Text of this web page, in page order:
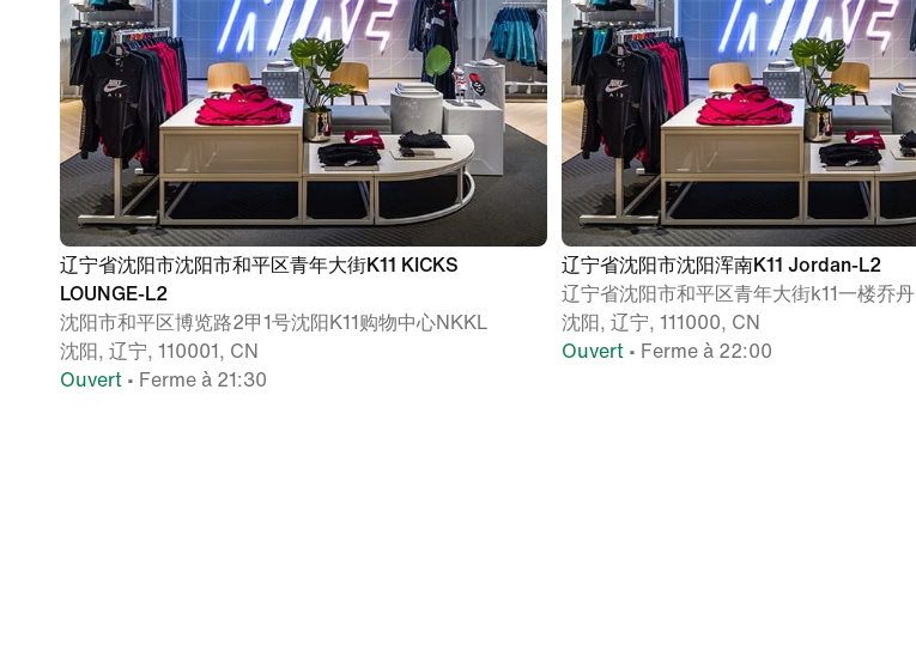
辽宁省沈阳市沈阳市和平区青年大街K11 KICKS
LOUNGE-L2
沈阳市和平区博览路2甲1号沈阳K11购物中心NKKL
沈阳, 辽宁, 110001, CN
Ouvert • Ferme à 21:30
辽宁省沈阳市沈阳浑南K11 Jordan-L2
辽宁省沈阳市和平区青年大街k11一楼乔丹
沈阳, 辽宁, 111000, CN
Ouvert• Ferme à 22:00